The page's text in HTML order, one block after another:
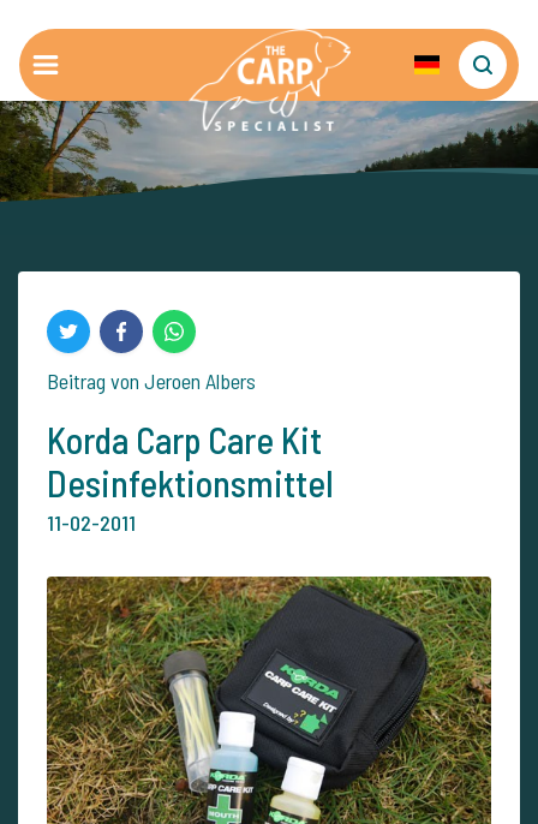
Beitrag von Jeroen Albers
Korda Carp Care Kit
Desinfektionsmittel
11-02-2011